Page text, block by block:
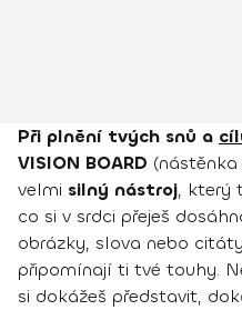
Při plnění tvých snů a
VISION BOARD
velmi silný nástroj, který
co si v srdci přeješ
obrázky, slova nebo
připomínají ti tvé touhy.
si dokážeš představit,